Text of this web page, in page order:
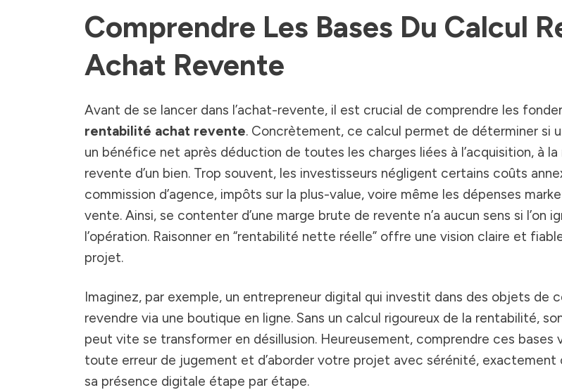
Comprendre Les Bases Du Calcul
Achat Revente
Avant de se lancer dans l’achat-revente, il est crucial de comprendre les
rentabilité achat revente. Concrètement, ce calcul permet de déterminer si
un bénéfice net après déduction de toutes les charges liées à l’acquisition, à
revente d’un bien. Trop souvent, les investisseurs négligent certains coûts
commission d’agence, impôts sur la plus-value, voire même les dépenses
vente. Ainsi, se contenter d’une marge brute de revente n’a aucun sens si l’on
l’opération. Raisonner en “rentabilité nette réelle” offre une vision claire et
projet.
Imaginez, par exemple, un entrepreneur digital qui investit dans des objets de
revendre via une boutique en ligne. Sans un calcul rigoureux de la rentabilité,
peut vite se transformer en désillusion. Heureusement, comprendre ces bases
toute erreur de jugement et d’aborder votre projet avec sérénité, exactement
sa présence digitale étape par étape.